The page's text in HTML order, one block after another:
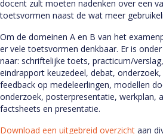
docent zult moeten nadenken over een
toetsvormen naast de wat meer
Om de domeinen A en B van het
er vele toetsvormen denkbaar. Er is
naar: schriftelijke toets, practicum/
eindrapport keuzedeel, debat,
feedback op medeleerlingen, modellen
onderzoek, posterpresentatie, werkplan,
factsheets en presentatie.
Download een uitgebreid overzicht aan